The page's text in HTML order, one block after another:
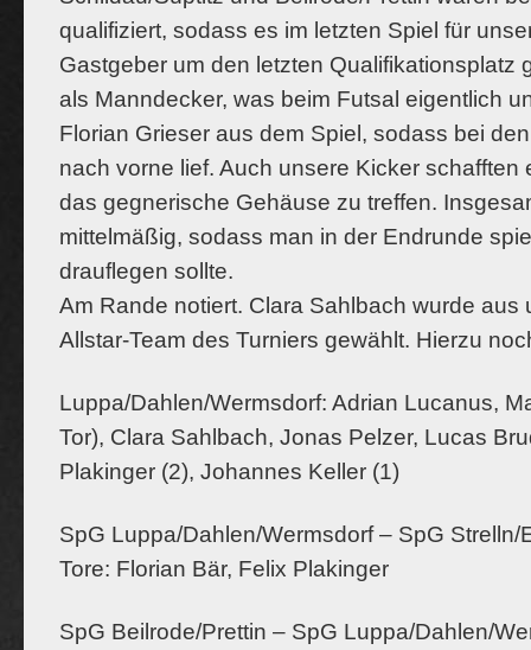
qualifiziert, sodass es im letzten Spiel für
Gastgeber um den letzten Qualifikationsplatz
als Manndecker, was beim Futsal eigentlich
Florian Grieser aus dem Spiel, sodass bei
nach vorne lief. Auch unsere Kicker schafften
das gegnerische Gehäuse zu treffen.
mittelmäßig, sodass man in der Endrunde
drauflegen sollte.
Am Rande notiert. Clara Sahlbach wurde aus
Allstar-Team des Turniers gewählt. Hierzu
Luppa/Dahlen/Wermsdorf: Adrian Lucanus,
Tor), Clara Sahlbach, Jonas Pelzer, Lucas
Plakinger (2), Johannes Keller (1)
SpG Luppa/Dahlen/Wermsdorf – SpG
Tore: Florian Bär, Felix Plakinger
SpG Beilrode/Prettin – SpG Luppa/Dahlen/